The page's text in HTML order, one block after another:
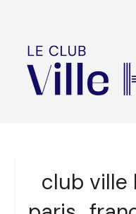
club ville